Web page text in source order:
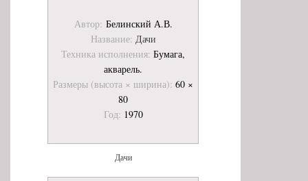
Автор: Белинский А.В.
Название: Дачи
Техника исполнения: Бумага,
акварель.
Размеры (высота × ширина): 60 ×
80
Год: 1970
Дачи